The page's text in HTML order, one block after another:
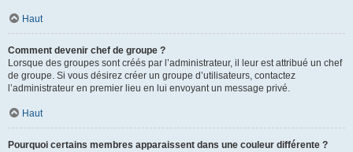
Haut
Comment devenir chef de groupe ?
Lorsque des groupes sont créés par l’administrateur, il leur est attribué un chef
de groupe. Si vous désirez créer un groupe d’utilisateurs, contactez
l’administrateur en premier lieu en lui envoyant un message privé.
Haut
Pourquoi certains membres apparaissent dans une couleur différente ?